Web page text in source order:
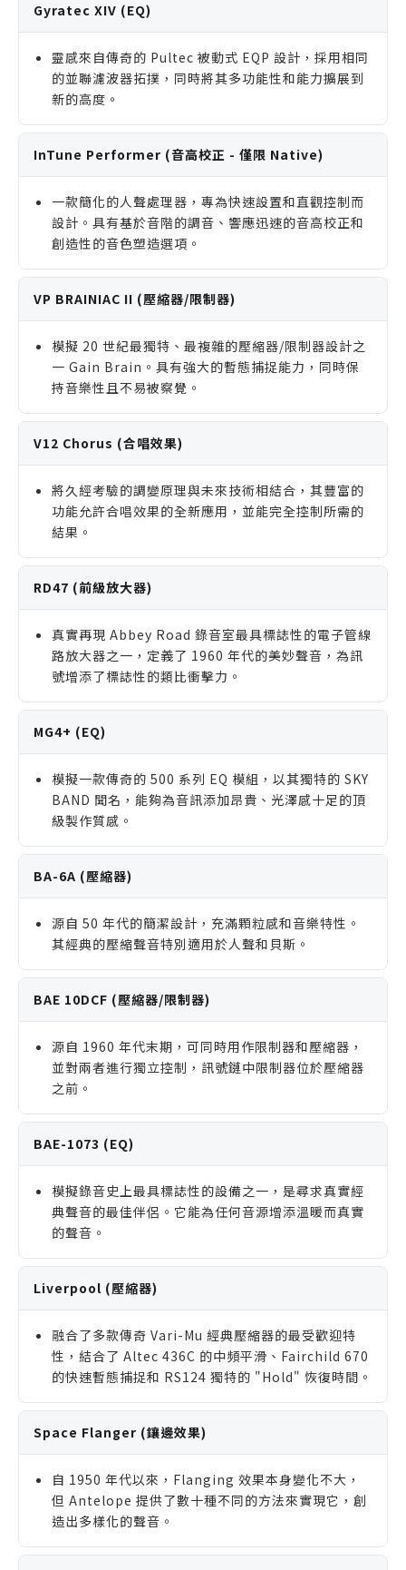
Gyratec XIV (EQ)
靈感來自傳奇的 Pultec 被動式 EQP 設計，採用相同
的並聯濾波器拓撲，同時將其多功能性和能力擴展到
新的高度。
InTune Performer (音高校正 - 僅限 Native)
一款簡化的人聲處理器，專為快速設置和直觀控制而
設計。具有基於音階的調音、響應迅速的音高校正和
創造性的音色塑造選項。
VP BRAINIAC II (壓縮器/限制器)
模擬 20 世紀最獨特、最複雜的壓縮器/限制器設計之
一 Gain Brain。具有強大的暫態捕捉能力，同時保
持音樂性且不易被察覺。
V12 Chorus (合唱效果)
將久經考驗的調變原理與未來技術相結合，其豐富的
功能允許合唱效果的全新應用，並能完全控制所需的
結果。
RD47 (前級放大器)
真實再現 Abbey Road 錄音室最具標誌性的電子管線
路放大器之一，定義了 1960 年代的美妙聲音，為訊
號增添了標誌性的類比衝擊力。
MG4+ (EQ)
模擬一款傳奇的 500 系列 EQ 模組，以其獨特的 SKY
BAND 聞名，能夠為音訊添加昂貴、光澤感十足的頂
級製作質感。
BA-6A (壓縮器)
源自 50 年代的簡潔設計，充滿顆粒感和音樂特性。
其經典的壓縮聲音特別適用於人聲和貝斯。
BAE 10DCF (壓縮器/限制器)
源自 1960 年代末期，可同時用作限制器和壓縮器，
並對兩者進行獨立控制，訊號鏈中限制器位於壓縮器
之前。
BAE-1073 (EQ)
模擬錄音史上最具標誌性的設備之一，是尋求真實經
典聲音的最佳伴侶。它能為任何音源增添溫暖而真實
的聲音。
Liverpool (壓縮器)
融合了多款傳奇 Vari-Mu 經典壓縮器的最受歡迎特
性，結合了 Altec 436C 的中頻平滑、Fairchild 670
的快速暫態捕捉和 RS124 獨特的 "Hold" 恢復時間。
Space Flanger (鑲邊效果)
自 1950 年代以來，Flanging 效果本身變化不大，
但 Antelope 提供了數十種不同的方法來實現它，創
造出多樣化的聲音。